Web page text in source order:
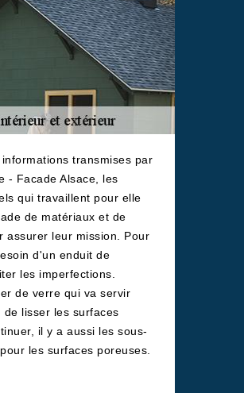
transmises par
- Facade Alsace, les
qui travaillent pour elle
de matériaux et de
assurer leur mission. Pour
d'un enduit de
les imperfections.
de verre qui va servir
lisser les surfaces
il y a aussi les sous-
les surfaces poreuses.